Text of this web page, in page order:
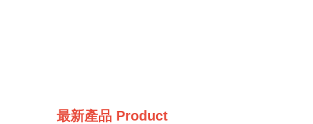
最新產品 Product